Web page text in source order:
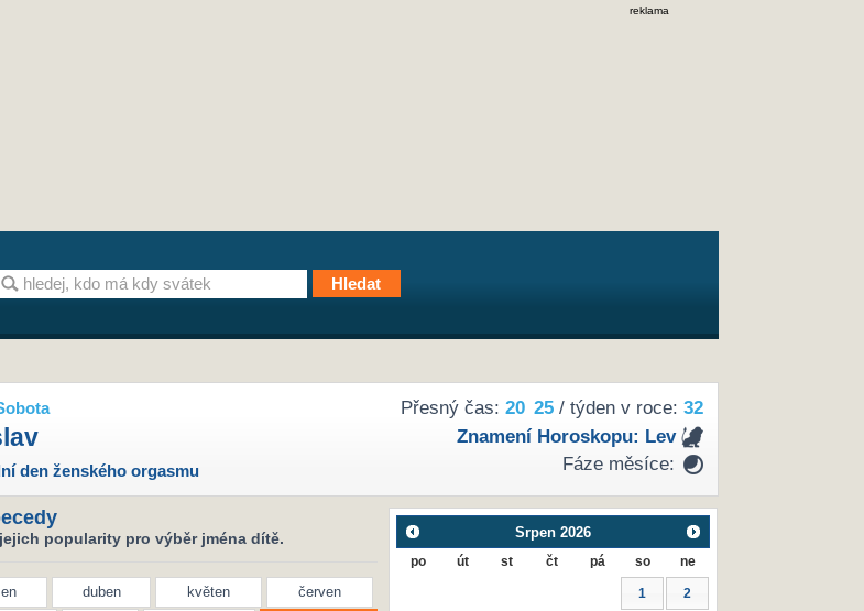
reklama
Přesný čas: 20 25/ týden v roce: 32
Znamení Horoskopu: Lev
Fáze měsíce:
den ženského orgasmu
popularity pro výběr jména dítě.
duben květen
červen
Srpen 2026
po út st čt pá so ne
1 2